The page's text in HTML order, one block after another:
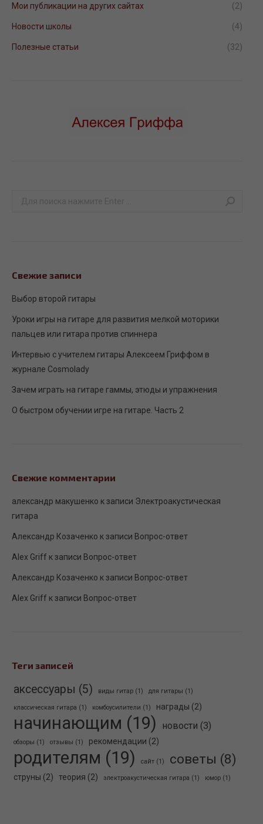
Мои публикации на других сайтах (2)
Новости школы (4)
Полезные статьи (32)
Поиск:
Свежие записи
Выбор второй гитары
Уроки игры на гитаре для развития мелкой моторики
пальцев или гитара против спиннера
Интервью с учителем гитары Алексеем Гриффом в
журнале Сosmolady
Зачем играть на гитаре гаммы, этюды и упражнения
О быстром обучении игре на гитаре. Часть 2
Свежие комментарии
александр макушенко к записи Электроакустическая
гитара
Александр Козаченко к записи Вопрос-ответ
Alex Griff к записи Вопрос-ответ
Александр Козаченко к записи Вопрос-ответ
Alex Griff к записи Вопрос-ответ
Теги записей
аксессуары (5) виды гитар (1) для гитары (1)
классическая гитара (1) комбоусилители (1) награды (2)
начинающим (19) новости (3)
обзоры (1) отзывы (1) рекомендации (2)
родителям (19) сайт (1) советы (8)
струны (2) теория (2) электроакустическая гитара (1) юмор (1)